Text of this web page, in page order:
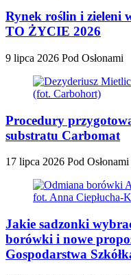
Rynek roślin i zieleni
TO ŻYCIE 2026
9 lipca 2026 Pod Osłonami
Procedury
substratu Carbomat
17 lipca 2026 Pod Osłonami
Jakie sadzonki
borówki i nowe
Gospodarstwa